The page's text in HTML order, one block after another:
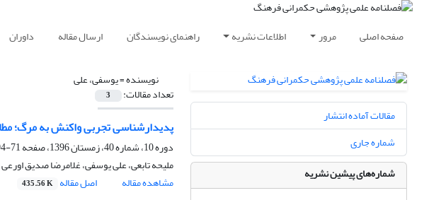
صفحه اصلی مرور اطلاعات نشریه راهنمای نویسندگان ارسال مقاله داوران
نویسنده =یوسفی، علی
تعداد مقالات: 3
پدیدارشناسی تجربی واکنش به مرگ؛
دوره 10، شماره 40، زمستان 1396، صفحه
71-94
ملیحه تابعی، علی یوسفی، غلامرضا صدیق اورعی
مشاهده مقاله
اصل مقاله 435.56 K
مقالات آماده انتشار
شماره جاری
شماره‌های پیشین نشریه